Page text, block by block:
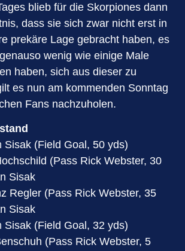
blieb für die Skorpiones dann
dass sie sich zwar nicht erst in
prekäre Lage gebracht haben, es
wenig wie einige Male
haben, sich aus dieser zu
es nun am kommenden Sonntag
Fans nachzuholen.
Sisak (Field Goal, 50 yds)
(Pass Rick Webster, 30
Sisak
Regler (Pass Rick Webster, 35
Sisak
Sisak (Field Goal, 32 yds)
(Pass Rick Webster, 5